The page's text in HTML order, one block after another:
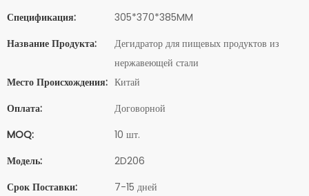
Спецификация:
305*370*385MM
Название Продукта:
Дегидратор для пищевых продуктов из
нержавеющей стали
Место Происхождения: Китай
Оплата:
Договорной
MOQ:
10 шт.
Модель:
2D206
Срок Поставки:
7-15 дней